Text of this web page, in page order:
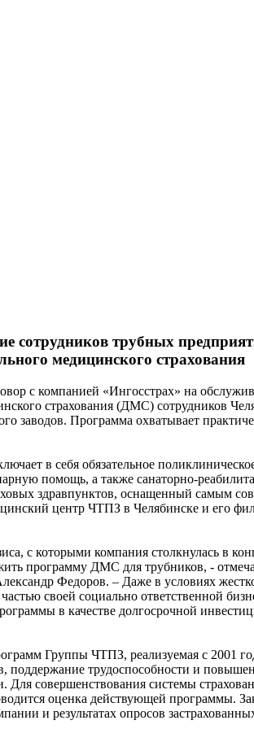
сотрудников трубных
медицинского страхования
с компанией «Ингосстрах» на
страхования (ДМС) сотрудников
заводов. Программа охватывает
в себя обязательное
помощь, а также санаторно-
здравпунктов, оснащенный самым
центр ЧТПЗ в Челябинске и его
с которыми компания столкнулась в
программу ДМС для трубников, -
Федоров. – Даже в условиях
своей социально ответственной
в качестве долгосрочной
Группы ЧТПЗ, реализуемая с 2001
поддержание трудоспособности и
Для совершенствования системы
оценка действующей программы.
и результатах опросов